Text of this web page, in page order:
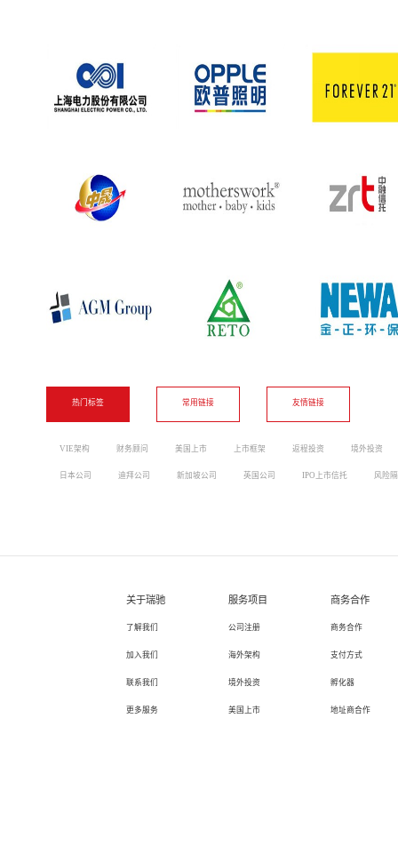
热门标签
VIE架构 财务顾问 美国上市 上市框架 返程投资 境外投资
日本公司 迪拜公司 新加坡公司 英国公司 IPO上市信托 风险
常用链接 友情链接
关于瑞驰
了解我们
加入我们
联系我们
更多服务
服务项目
公司注册
海外架构
境外投资
美国上市
商务合作
商务合作
支付方式
孵化器
地址商合作